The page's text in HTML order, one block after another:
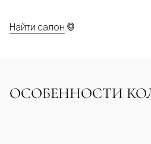
Найти салон
ОСОБЕННОСТИ